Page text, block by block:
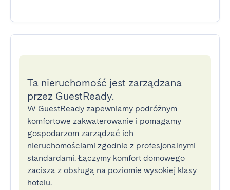
Ta nieruchomość jest zarządzana
przez GuestReady.
W GuestReady zapewniamy podróżnym
komfortowe zakwaterowanie i pomagamy
gospodarzom zarządzać ich
nieruchomościami zgodnie z profesjonalnymi
standardami. Łączymy komfort domowego
zacisza z obsługą na poziomie wysokiej klasy
hotelu.